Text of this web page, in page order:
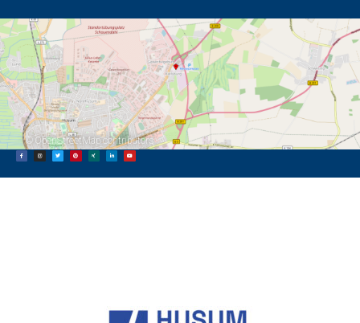
© OpenStreetMapcontributors